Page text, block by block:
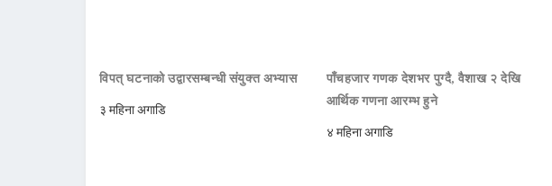
विपत् घटनाको उद्वारसम्बन्धी संयुक्त अभ्यास
३ महिना अगाडि
पाँचहजार गणक देशभर पुग्दै, वैशाख २ देखि
आर्थिक गणना आरम्भ हुने
४ महिना अगाडि